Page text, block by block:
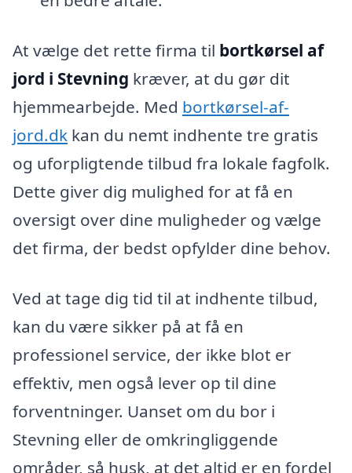
At vælge det rette firma til bortkørsel af
jord i Stevning kræver, at du gør dit
hjemmearbejde. Med bortkørsel-af-
jord.dk kan du nemt indhente tre gratis
og uforpligtende tilbud fra lokale fagfolk.
Dette giver dig mulighed for at få en
oversigt over dine muligheder og vælge
det firma, der bedst opfylder dine behov.
Ved at tage dig tid til at indhente tilbud,
kan du være sikker på at få en
professionel service, der ikke blot er
effektiv, men også lever op til dine
forventninger. Uanset om du bor i
Stevning eller de omkringliggende
områder, så husk, at det altid er en fordel